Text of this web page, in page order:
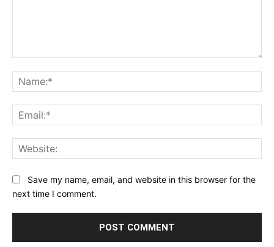
Save my name, email, and website in this browser for the
next time I comment.